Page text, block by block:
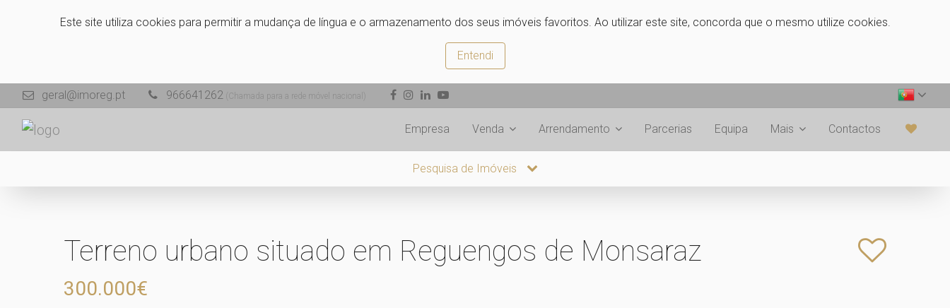
Este site utiliza cookies para permitir a mudança de língua e o armazenamento dos seus imóveis favoritos. Ao utilizar este site, concorda que o mesmo utilize cookies.
Entendi
geral@imoreg.pt 966641262 (Chamada para a rede móvel nacional)
Empresa Venda Arrendamento Parcerias Equipa Mais Contactos
Pesquisa de Imóveis
Terreno urbano situado em Reguengos de Monsaraz
300.000€